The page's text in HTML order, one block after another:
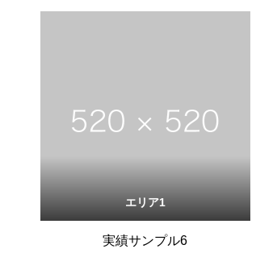
エリア1
実績サンプル6